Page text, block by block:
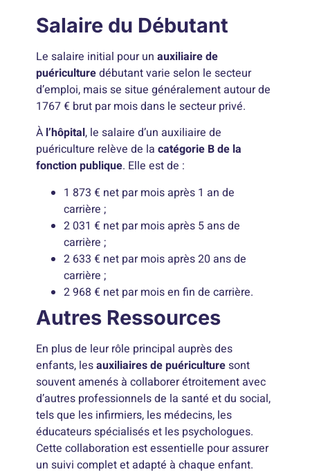
Salaire du Débutant
Le salaire initial pour unauxiliaire de
puériculturedébutant varie selon le secteur
d’emploi, mais se situe généralement autour de
1767 € brut par mois dans le secteur privé.
À l’hôpital, le salaire d’un auxiliaire de
puériculture relève de lacatégorie B de la
fonction publique. Elle est de :
1 873 € net par mois après 1 an de
carrière ;
2 031 € net par mois après 5 ans de
carrière ;
2 633 € net par mois après 20 ans de
carrière ;
2 968 € net par mois en fin de carrière.
Autres Ressources
En plus de leur rôle principal auprès des
enfants, lesauxiliaires de puériculturesont
souvent amenés à collaborer étroitement avec
d’autres professionnels de la santé et du social,
tels que les infirmiers, les médecins, les
éducateurs spécialisés et les psychologues.
Cette collaboration est essentielle pour assurer
un suivi complet et adapté à chaque enfant.